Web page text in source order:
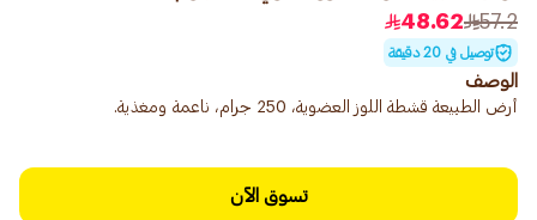
57.2
48.62
توصيل في 20 دقيقة
الوصف
أرض الطبيعة قشطة اللوز العضوية، 250 جرام، ناعمة ومغذية.
تسوق الآن